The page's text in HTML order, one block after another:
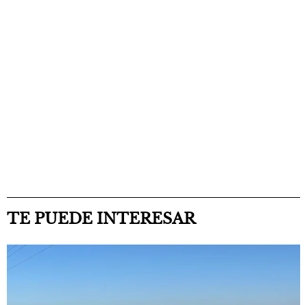
TE PUEDE INTERESAR